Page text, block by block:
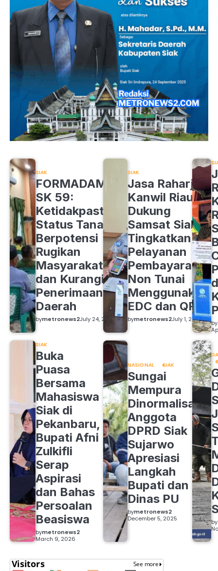
SIAK
FORMADAM
SK 59:
Ketidakpastian
Status Tanah
Berpotensi
Rugikan
Masyarakat
dan Kurangi
Penerimaan
Daerah
bymetronews2July 24, 2026
SIAK
Jasa Raharja
Kanwil Riau
Dukung
Samsat Siak
Tingkatkan
Pelayanan
Pembayaran
Non Tunai
Menggunakan
EDC dan QRIS
bymetronews2July 1, 2026 by
SIAK
Buka
Puasa
Bersama
Mahasiswa
Siak di
Pekanbaru,
Bupati Afni
Zulkifli
Serap
Aspirasi
dan Bahas
Persoalan
Beasiswa
bymetronews2
March 9, 2026
NASIONAL SIAK
Sungai
Mempura
Dinormalisasi,
Anggota
DPRD Siak
Sujarwo
Apresiasi
Langkah
Bupati dan
Dinas PU
bymetronews2
December 5, 2025
by